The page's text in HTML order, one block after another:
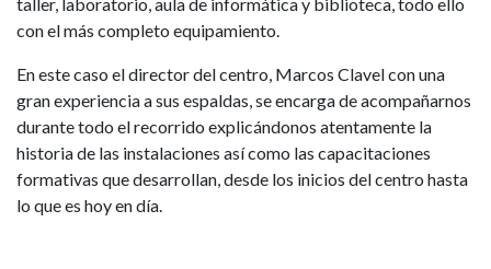
con el más completo equipamiento.
En este caso el director del centro, Marcos Clavel con una
gran experiencia a sus espaldas, se encarga de acompañarnos
durante todo el recorrido explicándonos atentamente la
historia de las instalaciones así como las capacitaciones
formativas que desarrollan, desde los inicios del centro hasta
lo que es hoy en día.